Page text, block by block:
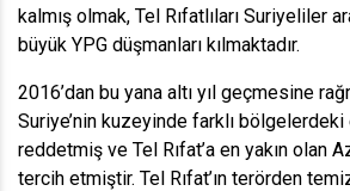
kalmış olmak, Tel Rıfatlıları Suriyeliler
büyük YPG düşmanları kılmaktadır.
2016’dan bu yana altı yıl geçmesine
Suriye’nin kuzeyinde farklı
reddetmiş ve Tel Rıfat’a en yakın olan
tercih etmiştir. Tel Rıfat’ın terörden